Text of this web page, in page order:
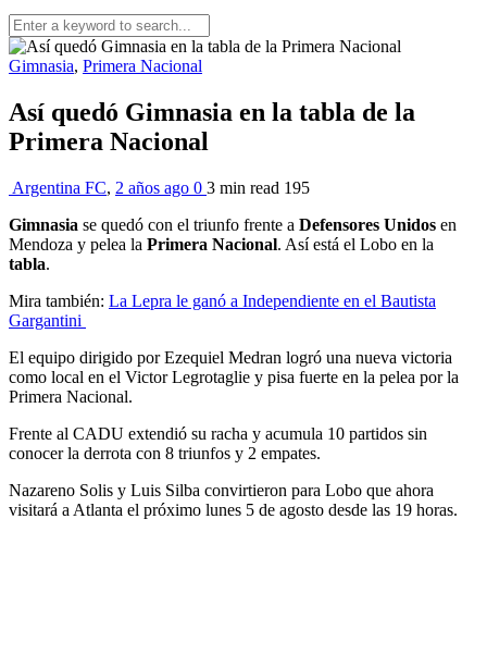
Gimnasia, Primera Nacional
Así quedó Gimnasia en la tabla de la
Primera Nacional
Argentina FC, 2 años ago 0 3 min read 195
Gimnasia se quedó con el triunfo frente a Defensores Unidos en
Mendoza y pelea la Primera Nacional. Así está el Lobo en la
tabla.
Mira también: La Lepra le ganó a Independiente en el Bautista
Gargantini
El equipo dirigido por Ezequiel Medran logró una nueva victoria
como local en el Victor Legrotaglie y pisa fuerte en la pelea por la
Primera Nacional.
Frente al CADU extendió su racha y acumula 10 partidos sin
conocer la derrota con 8 triunfos y 2 empates.
Nazareno Solis y Luis Silba convirtieron para Lobo que ahora
visitará a Atlanta el próximo lunes 5 de agosto desde las 19 horas.